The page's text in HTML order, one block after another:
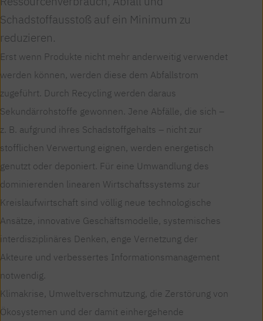
Schadstoffausstoß auf ein Minimum zu
reduzieren.
Erst wenn Produkte nicht mehr anderweitig verwendet
werden können, werden diese dem Abfallstrom
zugeführt. Durch Recycling werden daraus
Sekundärrohstoffe gewonnen. Jene Abfälle, die sich –
z. B. aufgrund ihres Schadstoffgehalts – nicht zur
stofflichen Verwertung eignen, werden energetisch
genutzt oder deponiert. Für eine Umwandlung des
dominierenden linearen Wirtschaftssystems zur
Kreislaufwirtschaft sind völ­lig neue technologische
Ansätze, innovative Geschäftsmodelle, systemisches
interdisziplinäres Denken, enge Vernetzung der
Akteure und verbessertes Informationsmanagement
notwendig.
Klimakrise, Umweltverschmut­zung, die Zerstörung von
Ökosystemen und der damit einhergehende